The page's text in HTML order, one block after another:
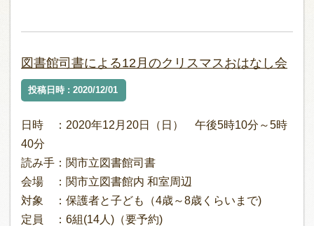
図書館司書による12月のクリスマスおはなし会
投稿日時 : 2020/12/01
日時 ：2020年12月20日（日） 午後5時10分～5時
40分
読み手：関市立図書館司書
会場 ：関市立図書館内 和室周辺
対象 ：保護者と子ども（4歳～8歳くらいまで)
定員 ：6組(14人)（要予約)